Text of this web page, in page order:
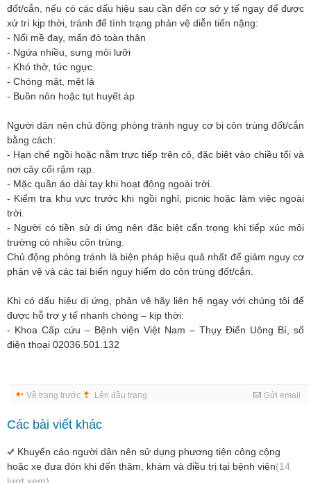
đốt/cắn, nếu có các dấu hiệu sau cần đến cơ sở y tế ngay để được
xử trí kịp thời, tránh để tình trạng phản vệ diễn tiến nặng:
- Nổi mề đay, mẩn đỏ toàn thân
- Ngứa nhiều, sưng môi lưỡi
- Khó thở, tức ngực
- Chóng mặt, mệt lả
- Buồn nôn hoặc tụt huyết áp
Người dân nên chủ động phòng tránh nguy cơ bị côn trùng đốt/cắn
bằng cách:
- Hạn chế ngồi hoặc nằm trực tiếp trên cỏ, đặc biệt vào chiều tối và
nơi cây cối rậm rạp.
- Mặc quần áo dài tay khi hoạt động ngoài trời.
- Kiểm tra khu vực trước khi ngồi nghỉ, picnic hoặc làm việc ngoài
trời.
- Người có tiền sử dị ứng nên đặc biệt cẩn trọng khi tiếp xúc môi
trường có nhiều côn trùng.
Chủ động phòng tránh là biện pháp hiệu quả nhất để giảm nguy cơ
phản vệ và các tai biến nguy hiểm do côn trùng đốt/cắn.
Khi có dấu hiệu dị ứng, phản vệ hãy liên hệ ngay với chúng tôi để
được hỗ trợ y tế nhanh chóng – kịp thời:
- Khoa Cấp cứu – Bệnh viện Việt Nam – Thụy Điển Uông Bí, số
điện thoại 02036.501.132
Về trang trước Lên đầu trang Gửi email
Các bài viết khác
Khuyến cáo người dân nên sử dụng phương tiện công cộng
hoặc xe đưa đón khi đến thăm, khám và điều trị tại bệnh viện(14
lượt xem)